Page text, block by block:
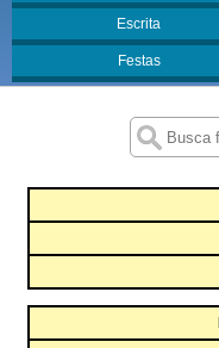
Escrita
Festas